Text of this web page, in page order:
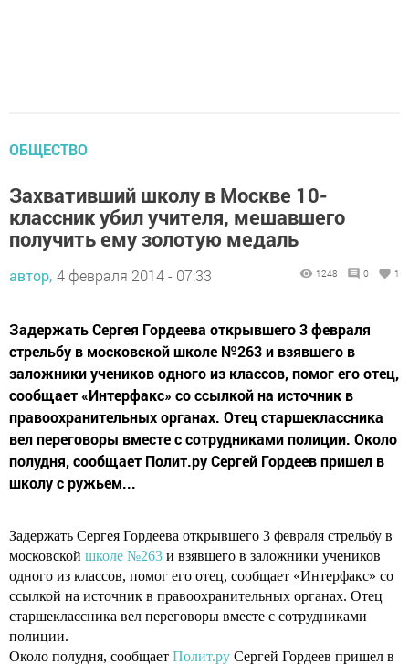
ОБЩЕСТВО
Захвативший школу в Москве 10-
классник убил учителя, мешавшего
получить ему золотую медаль
автор, 4 февраля 2014 - 07:33 1248 0 1
Задержать Сергея Гордеева открывшего 3 февраля
стрельбу в московской школе №263 и взявшего в
заложники учеников одного из классов, помог его отец,
сообщает «Интерфакс» со ссылкой на источник в
правоохранительных органах. Отец старшеклассника
вел переговоры вместе с сотрудниками полиции. Около
полудня, сообщает Полит.ру Сергей Гордеев пришел в
школу с ружьем...
Задержать Сергея Гордеева открывшего 3 февраля стрельбу в
московской школе №263 и взявшего в заложники учеников
одного из классов, помог его отец, сообщает «Интерфакс» со
ссылкой на источник в правоохранительных органах. Отец
старшеклассника вел переговоры вместе с сотрудниками
полиции.
Около полудня, сообщает Полит.ру Сергей Гордеев пришел в